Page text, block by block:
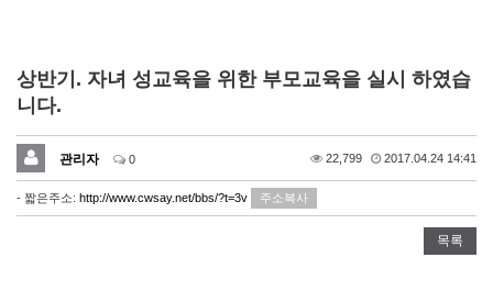
상반기. 자녀 성교육을 위한 부모교육을 실시 하였습
니다.
관리자 0 22,799 2017.04.24 14:41
- 짧은주소: http://www.cwsay.net/bbs/?t=3v 주소복사
목록